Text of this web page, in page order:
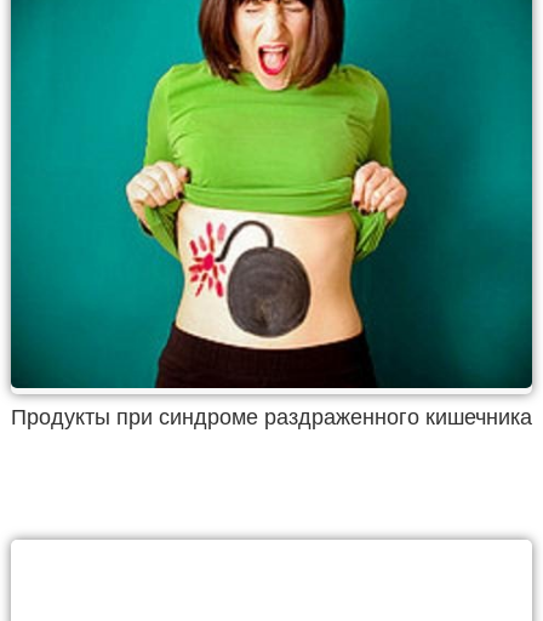
Продукты при синдроме раздраженного кишечника